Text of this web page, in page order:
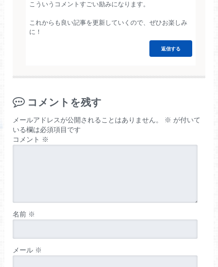
こういうコメントすごい励みになります。
これからも良い記事を更新していくので、ぜひお楽しみ
に！
返信する
コメントを残す
メールアドレスが公開されることはありません。 ※ が付いて
いる欄は必須項目です
コメント ※
名前 ※
メール ※